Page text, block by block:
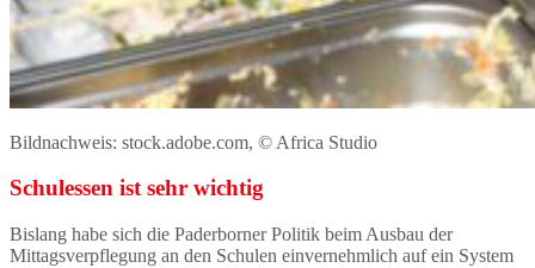
Bildnachweis: stock.adobe.com, © Africa Studio
Schulessen ist sehr wichtig
Bislang habe sich die Paderborner Politik beim Ausbau der
Mittagsverpflegung an den Schulen einvernehmlich auf ein System